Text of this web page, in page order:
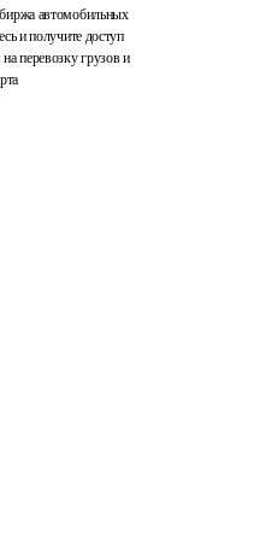
автомобильных
и получите доступ
перевозку грузов и